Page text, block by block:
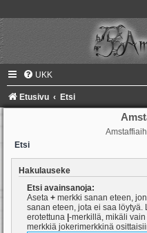
UKK
Etusivu Etsi
Etsi
Hakulauseke
Etsi avainsanoja:
Aseta + merkki sanan eteen,
sanan eteen, jota ei saa löytyä.
erotettuna -merkillä, mikäli
merkkiä jokerimerkkinä